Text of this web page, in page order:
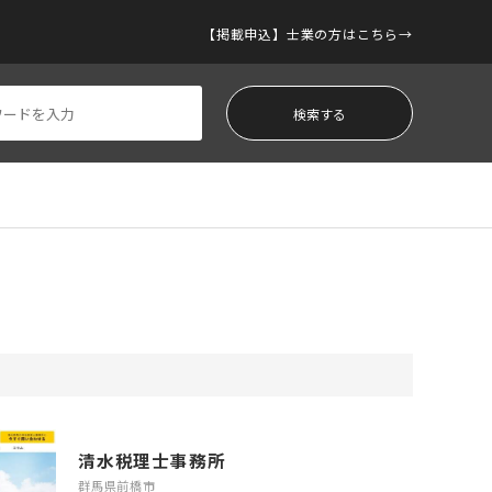
【掲載申込】士業の方はこちら
清水税理士事務所
群馬県前橋市